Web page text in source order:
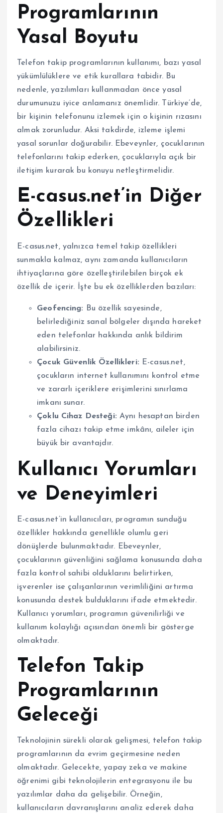
Programlarının
Yasal Boyutu
Telefon takip programlarının kullanımı, bazı yasal
yükümlülüklere ve etik kurallara tabidir. Bu
nedenle, yazılımları kullanmadan önce yasal
durumunuzu iyice anlamanız önemlidir. Türkiye’de,
bir kişinin telefonunu izlemek için o kişinin rızasını
almak zorunludur. Aksi takdirde, izleme işlemi
yasal sorunlar doğurabilir. Ebeveynler, çocuklarının
telefonlarını takip ederken, çocuklarıyla açık bir
iletişim kurarak bu konuyu netleştirmelidir.
E-casus.net’in Diğer
Özellikleri
E-casus.net, yalnızca temel takip özellikleri
sunmakla kalmaz, aynı zamanda kullanıcıların
ihtiyaçlarına göre özelleştirilebilen birçok ek
özellik de içerir. İşte bu ek özelliklerden bazıları:
Geofencing:
Bu özellik sayesinde,
belirlediğiniz sanal bölgeler dışında hareket
eden telefonlar hakkında anlık bildirim
alabilirsiniz.
Çocuk Güvenlik Özellikleri: E-casus.net,
çocukların internet kullanımını kontrol etme
ve zararlı içeriklere erişimlerini sınırlama
imkanı sunar.
Çoklu Cihaz Desteği: Aynı hesaptan birden
fazla cihazı takip etme imkânı, aileler için
büyük bir avantajdır.
Kullanıcı Yorumları
ve Deneyimleri
E-casus.net’in kullanıcıları, programın sunduğu
özellikler hakkında genellikle olumlu geri
dönüşlerde bulunmaktadır. Ebeveynler,
çocuklarının güvenliğini sağlama konusunda daha
fazla kontrol sahibi olduklarını belirtirken,
işverenler ise çalışanlarının verimliliğini artırma
konusunda destek bulduklarını ifade etmektedir.
Kullanıcı yorumları, programın güvenilirliği ve
kullanım kolaylığı açısından önemli bir gösterge
olmaktadır.
Telefon Takip
Programlarının
Geleceği
Teknolojinin sürekli olarak gelişmesi, telefon takip
programlarının da evrim geçirmesine neden
olmaktadır. Gelecekte, yapay zeka ve makine
öğrenimi gibi teknolojilerin entegrasyonu ile bu
yazılımlar daha da gelişebilir. Örneğin,
kullanıcıların davranışlarını analiz ederek daha